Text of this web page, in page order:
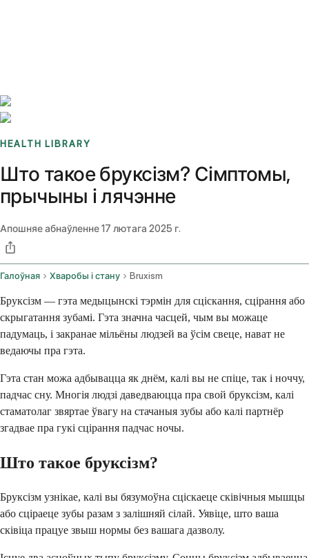
HEALTH LIBRARY
Што такое бруксізм? Сімптомы,
прычыны і лячэнне
Апошняе абнаўленне17 лютага 2025 г.
Галоўная Хваробы і стану Bruxism
Бруксізм — гэта медыцынскі тэрмін для сціскання, сцірання або
скрыгатання зубамі. Гэта значна часцей, чым вы можаце
падумаць, і закранае мільёны людзей ва ўсім свеце, нават не
ведаючы пра гэта.
Гэта стан можа адбывацца як днём, калі вы не спіце, так і ноччу,
падчас сну. Многія людзі даведваюцца пра свой бруксізм, калі
стаматолаг звяртае ўвагу на стачаныя зубы або калі партнёр
згадвае пра гукі сцірання падчас ночы.
Што такое бруксізм?
Бруксізм узнікае, калі вы бязумоўна сціскаеце сківічныя мышцы
або сціраеце зубы разам з залішняй сілай. Уявіце, што ваша
сківіца працуе звыш нормы без вашага дазволу.